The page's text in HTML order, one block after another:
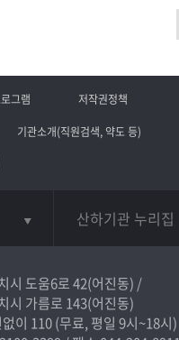
그램 저작권정책
기관소개(직원검색, 약도 등)
산하기관 누리집
시 도움6로 42(어진동) /
시 가름로 143(어진동)
이 110(무료, 평일 9시~18시)